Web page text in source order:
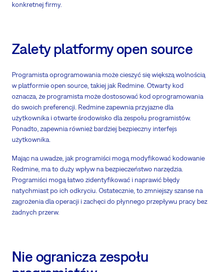
konkretnej firmy.
Zalety platformy open source
Programista oprogramowania może cieszyć się większą wolnością
w platformie open source, takiej jak Redmine. Otwarty kod
oznacza, że programista może dostosować kod oprogramowania
do swoich preferencji. Redmine zapewnia przyjazne dla
użytkownika i otwarte środowisko dla zespołu programistów.
Ponadto, zapewnia również bardziej bezpieczny interfejs
użytkownika.
Mając na uwadze, jak programiści mogą modyfikować kodowanie
Redmine, ma to duży wpływ na bezpieczeństwo narzędzia.
Programiści mogą łatwo zidentyfikować i naprawić błędy
natychmiast po ich odkryciu. Ostatecznie, to zmniejszy szanse na
zagrożenia dla operacji i zachęci do płynnego przepływu pracy bez
żadnych przerw.
Nie ogranicza zespołu